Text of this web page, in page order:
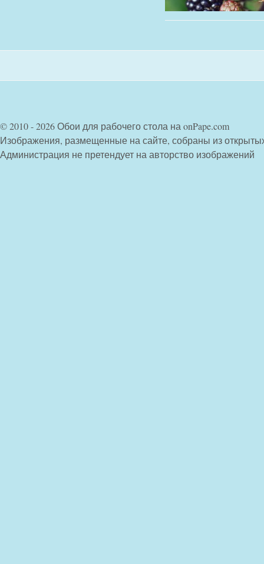
© 2010 - 2026 Обои для рабочего стола на onPape.com
Изображения, размещенные на сайте, собраны из
Администрация не претендует на авторство изображений